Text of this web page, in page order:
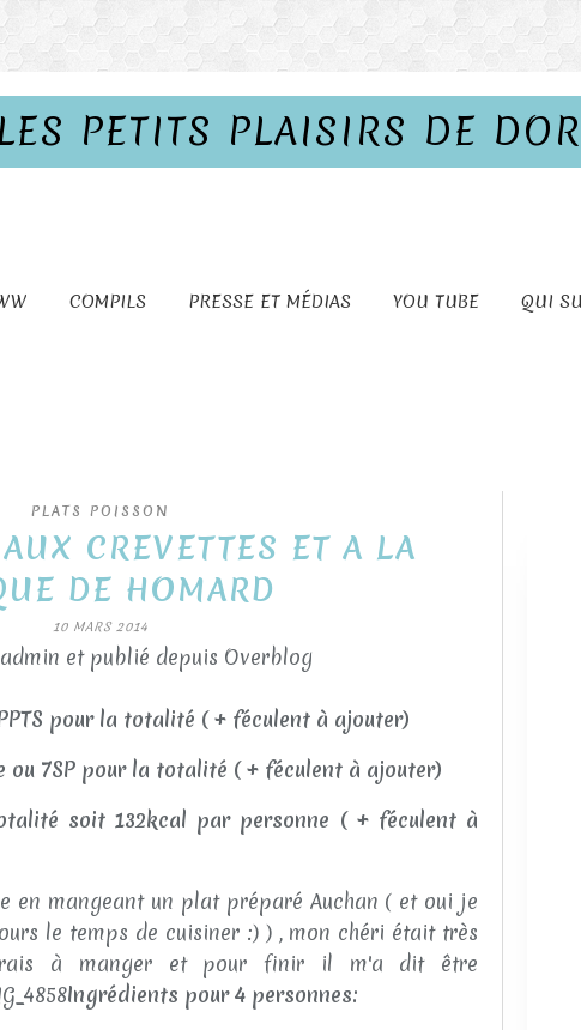
PETITS PLAISIRS DE
COMPILS PRESSE ET MÉDIAS YOU TUBE QUI
PLATS POISSON
CREVETTES ET A LA
DE HOMARD
10 MARS 2014
et publié depuis Overblog
pour la totalité ( + féculent à ajouter)
ou 7SP pour la totalité ( + féculent à ajouter)
soit 132kcal par personne ( + féculent à
en mangeant un plat préparé Auchan ( et oui je
le temps de cuisiner :) ) , mon chéri était très
à manger et pour finir il m'a dit être
Ingrédients pour 4 personnes: